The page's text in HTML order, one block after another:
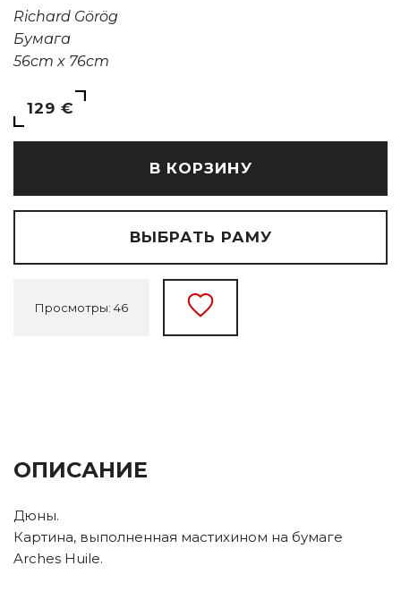
Richard Görög
Бумага
56cm x 76cm
129 €
В КОРЗИНУ
ВЫБРАТЬ РАМУ
Просмотры: 46
ОПИСАНИЕ
Дюны.
Картина, выполненная мастихином на бумаге
Arches Huile.